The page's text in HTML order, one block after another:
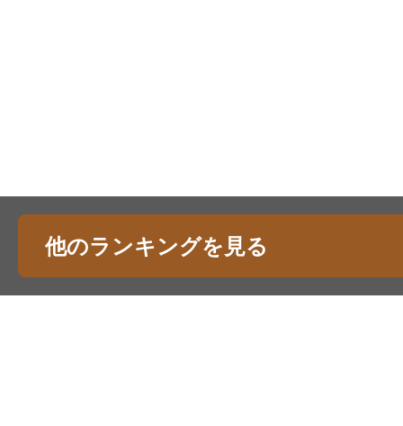
他のランキングを見る